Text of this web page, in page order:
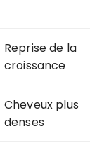
Reprise de la
croissance
Cheveux plus
denses